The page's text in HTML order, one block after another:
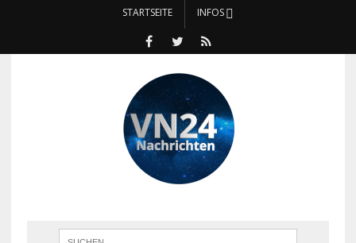
STARTSEITE INFOS